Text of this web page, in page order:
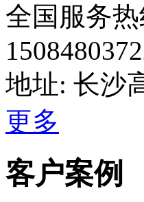
全国服务热
地址: 长沙
更多
客户案例